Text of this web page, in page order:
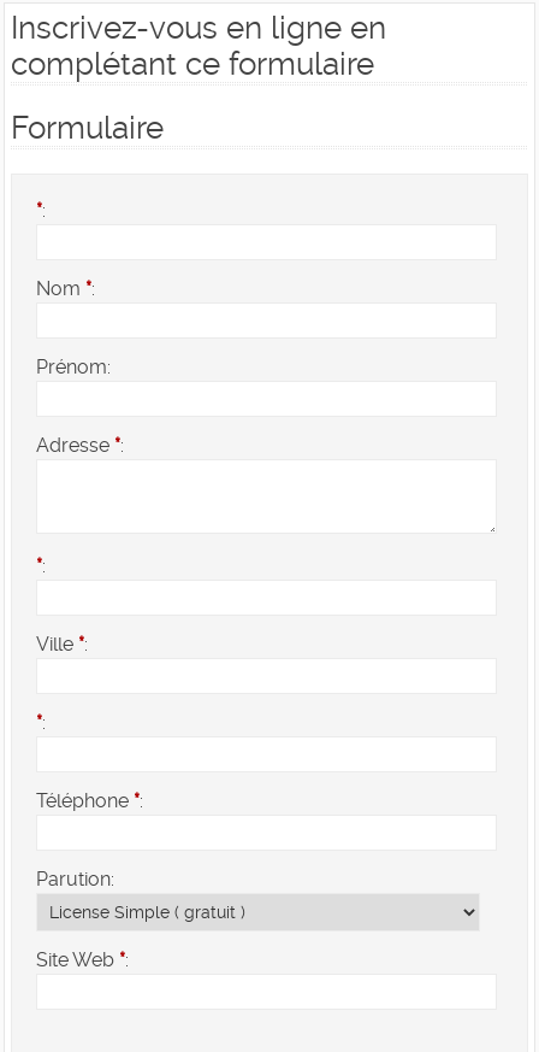
Inscrivez-vous en ligne en
complétant ce formulaire
Formulaire
*:
Nom *:
Prénom:
Adresse *:
*:
Ville *:
*:
Téléphone *:
Parution:
Site Web *: